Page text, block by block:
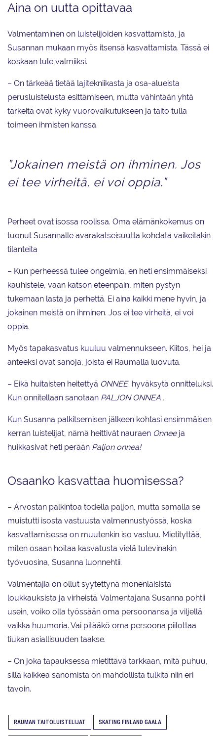
Aina on uutta opittavaa
Valmentaminen on luistelijoiden kasvattamista, ja
Susannan mukaan myös itsensä kasvattamista. Tässä ei
koskaan tule valmiiksi.
– On tärkeää tietää lajitekniikasta ja osa-alueista
perusluistelusta esittämiseen, mutta vähintään yhtä
tärkeitä ovat kyky vuorovaikutukseen ja taito tulla
toimeen ihmisten kanssa.
”Jokainen meistä on ihminen. Jos
ei tee virheitä, ei voi oppia.”
Perheet ovat isossa roolissa. Oma elämänkokemus on
tuonut Susannalle avarakatseisuutta kohdata vaikeitakin
tilanteita
– Kun perheessä tulee ongelmia, en heti ensimmäiseksi
kauhistele, vaan katson eteenpäin, miten pystyn
tukemaan lasta ja perhettä. Ei aina kaikki mene hyvin, ja
jokainen meistä on ihminen. Jos ei tee virheitä, ei voi
oppia.
Myös tapakasvatus kuuluu valmennukseen. Kiitos, hei ja
anteeksi ovat sanoja, joista ei Raumalla luovuta.
– Eikä huitaisten heitettyä ONNEE hyväksytä onnitteluksi.
Kun onnitellaan sanotaan PALJON ONNEA .
Kun Susanna palkitsemisen jälkeen kohtasi ensimmäisen
kerran luistelijat, nämä heittivät nauraen Onnee ja
huikkasivat heti perään Paljon onnea!
Osaanko kasvattaa huomisessa?
– Arvostan palkintoa todella paljon, mutta samalla se
muistutti isosta vastuusta valmennustyössä, koska
kasvattamisessa on muutenkin iso vastuu. Mietityttää,
miten osaan hoitaa kasvatusta vielä tulevinakin
työvuosina, Susanna luonnehtii.
Valmentajia on ollut syytettynä monenlaisista
loukkauksista ja virheistä. Valmentajana Susanna pohtii
usein, voiko olla työssään oma persoonansa ja viljellä
vaikka huumoria. Vai pitääkö oma persoona piilottaa
tiukan asiallisuuden taakse.
– On joka tapauksessa mietittävä tarkkaan, mitä puhuu,
sillä kaikkea sanomista on mahdollista tulkita niin eri
tavoin.
RAUMAN TAITOLUISTELIJAT SKATING FINLAND GAALA